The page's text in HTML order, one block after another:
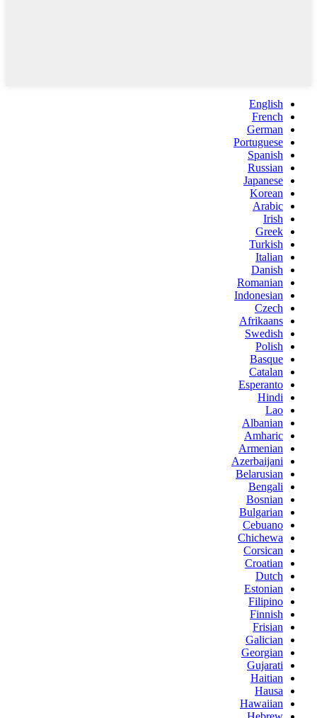
English
French
German
Portuguese
Spanish
Russian
Japanese
Korean
Arabic
Irish
Greek
Turkish
Italian
Danish
Romanian
Indonesian
Czech
Afrikaans
Swedish
Polish
Basque
Catalan
Esperanto
Hindi
Lao
Albanian
Amharic
Armenian
Azerbaijani
Belarusian
Bengali
Bosnian
Bulgarian
Cebuano
Chichewa
Corsican
Croatian
Dutch
Estonian
Filipino
Finnish
Frisian
Galician
Georgian
Gujarati
Haitian
Hausa
Hawaiian